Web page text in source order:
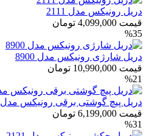
دریل رونیکس مدل 2111
قیمت 4,099,000 تومان
%35
دریل شارژی رونیکس مدل 8900
قیمت 10,990,000 تومان
%21
دریل پیچ گوشتی برقی رونیکس مدل 2513T
قیمت 6,199,000 تومان
%31